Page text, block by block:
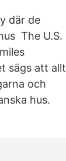
där de
The U.S.
sägs att allt
och
hus.